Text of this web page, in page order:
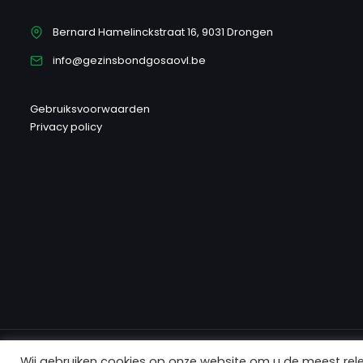
Bernard Hamelinckstraat 16, 9031 Drongen
info@gezinsbondgosaovl.be
Gebruiksvoorwaarden
Privacy policy